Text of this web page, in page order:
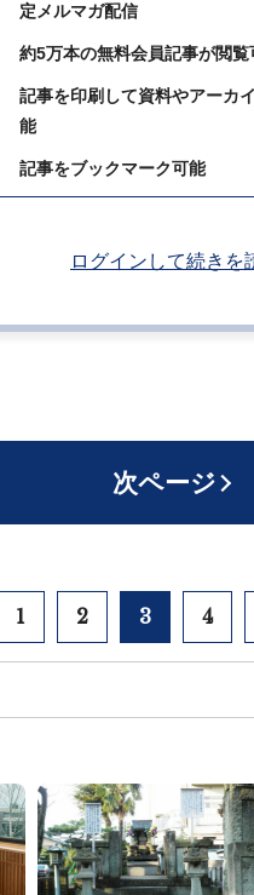
定メルマガ配信
約5万本の無料会員記事が閲覧
記事を印刷して資料やアーカ
能
記事をブックマーク可能
ログインして続きを
次ページ
1 2 3 4